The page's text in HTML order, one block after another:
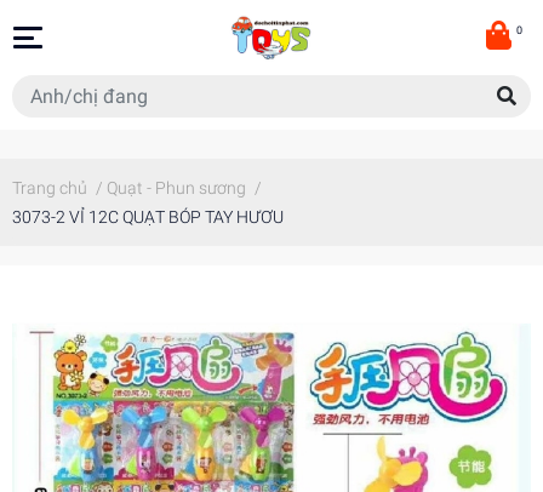
0
Trang chủ / Quạt - Phun sương /
3073-2 VỈ 12C QUẠT BÓP TAY HƯƠU